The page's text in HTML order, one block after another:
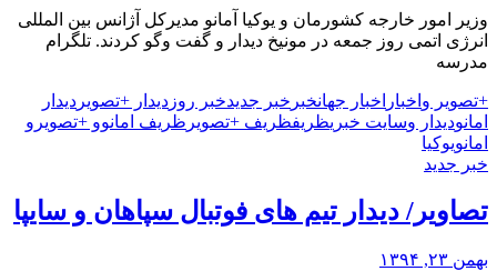
وزیر امور خارجه کشورمان و یوکیا آمانو مدیرکل آژانس بین المللی
انرژی اتمی روز جمعه در مونیخ دیدار و گفت وگو کردند. تلگرام
مدرسه
+تصویر و اخبار اخبار جهانخبر خبر جدیدخبر روز دیدار +تصویر دیدار
امانودیدار وسایت خبریظریفظریف +تصویر ظریف امانوو +تصویر و
امانویوکیا
خبر جدید
تصاویر/ دیدار تیم های فوتبال سپاهان و سایپا
بهمن ۲۳, ۱۳۹۴